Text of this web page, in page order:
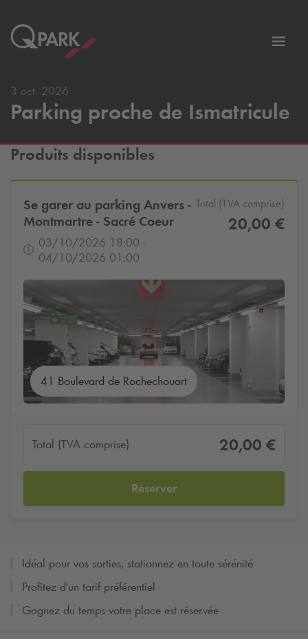
3 oct. 2026
Parking proche de Ismatricule
Produits disponibles
Se garer au parking Anvers -
Montmartre - Sacré Coeur
03/10/2026 18:00 -
04/10/2026 01:00
Total (TVA comprise)
20,00 €
41 Boulevard de Rochechouart
Total (TVA comprise) 20,00 €
Réserver
Idéal pour vos sorties, stationnez en toute sérénité
Profitez d'un tarif préférentiel
Gagnez du temps votre place est réservée